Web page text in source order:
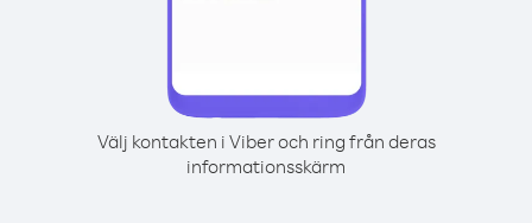
Välj kontakten i Viber och ring från deras
informationsskärm